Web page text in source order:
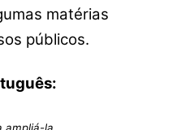
matérias
públicos.